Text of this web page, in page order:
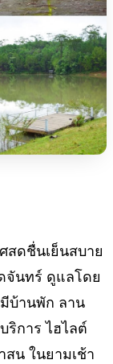
สดชื่นเย็นสบาย
จันทร์ ดูแลโดย
บ้านพัก ลาน
ริการ ไฮไลต์
สน ในยามเช้า